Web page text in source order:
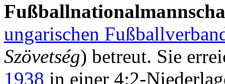
ungarischen
Szövetség) betreut. Sie
1938 in einer 4:2-